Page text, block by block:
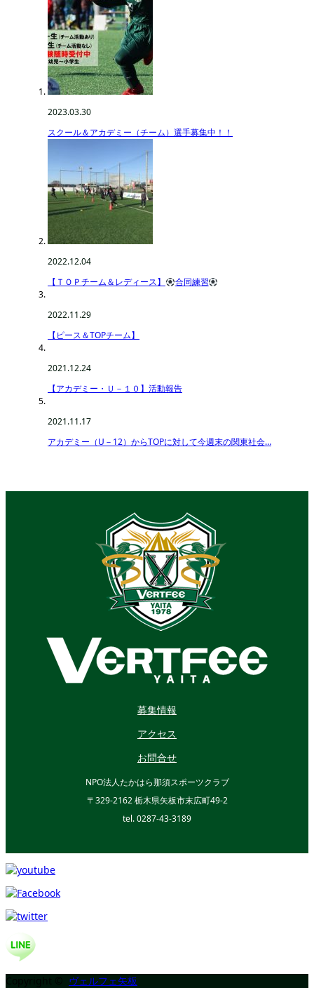
2023.03.30
スクール＆アカデミー（チーム）選手募集中！！
2022.12.04
【ＴＯＰチーム＆レディース】
合同練習
2022.11.29
【ピース＆TOPチーム】
2021.12.24
【アカデミー・Ｕ－１０】活動報告
2021.11.17
アカデミー（U－12）からTOPに対して今週末の関東社会…
募集情報
アクセス
お問合せ
NPO法人たかはら那須スポーツクラブ
〒329-2162 栃木県矢板市末広町49-2
tel. 0287-43-3189
ヴェルフェ矢板